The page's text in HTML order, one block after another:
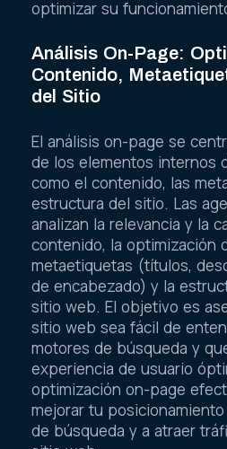
optimizar su
Análisis On-Page:
Contenido,
del Sitio
El análisis on-page se
de los elementos internos
como el contenido, las
estructura del sitio. Las
analizan la relevancia y la
contenido, la optimización
metaetiquetas (títulos,
de encabezado) y la
sitio web. El objetivo es
sitio web sea fácil de
motores de búsqueda y
experiencia de usuario
optimización on-page
mejorar tu
de búsqueda y a atraer